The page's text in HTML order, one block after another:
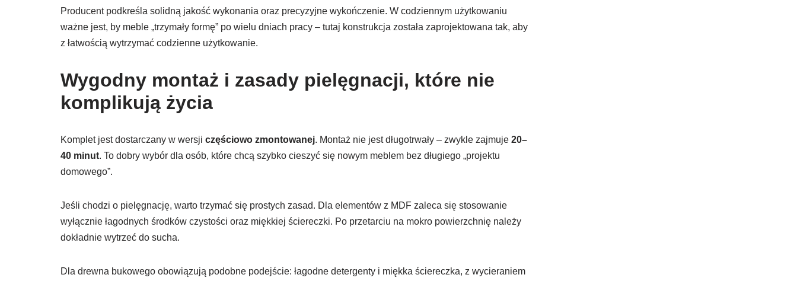
Producent podkreśla solidną jakość wykonania oraz precyzyjne wykończenie. W codziennym użytkowaniu
ważne jest, by meble „trzymały formę” po wielu dniach pracy – tutaj konstrukcja została zaprojektowana tak, aby
z łatwością wytrzymać codzienne użytkowanie.
Wygodny montaż i zasady pielęgnacji, które nie
komplikują życia
Komplet jest dostarczany w wersji częściowo zmontowanej. Montaż nie jest długotrwały – zwykle zajmuje 20–
40 minut. To dobry wybór dla osób, które chcą szybko cieszyć się nowym meblem bez długiego „projektu
domowego”.
Jeśli chodzi o pielęgnację, warto trzymać się prostych zasad. Dla elementów z MDF zaleca się stosowanie
wyłącznie łagodnych środków czystości oraz miękkiej ściereczki. Po przetarciu na mokro powierzchnię należy
dokładnie wytrzeć do sucha.
Dla drewna bukowego obowiązują podobne podejście: łagodne detergenty i miękka ściereczka, z wycieraniem